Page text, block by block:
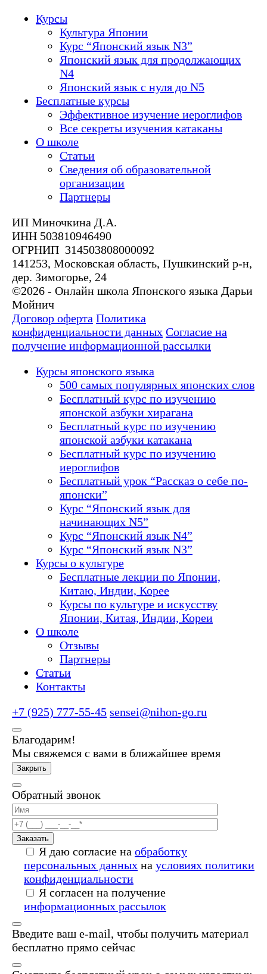
Курсы
Культура Японии
Курс “Японский язык N3”
Японский язык для продолжающих
N4
Японский язык с нуля до N5
Бесплатные курсы
Эффективное изучение иероглифов
Все секреты изучения катаканы
О школе
Статьи
Сведения об образовательной
организации
Партнеры
ИП Миночкина Д.А.
ИНН 503810946490
ОГРНИП 314503808000092
141253, Московская область, Пушкинский р-н,
дер. Зимогорье, 24
©2026 - Онлайн школа Японского языка Дарьи
Мойнич
Договор оферта Политика
конфиденциальности данных Согласие на
получение информационной рассылки
Курсы японского языка
500 самых популярных японских слов
Бесплатный курс по изучению
японской азбуки хирагана
Бесплатный курс по изучению
японской азбуки катакана
Бесплатный курс по изучению
иероглифов
Бесплатный урок “Рассказ о себе по-
японски”
Курс “Японский язык для
начинающих N5”
Курс “Японский язык N4”
Курс “Японский язык N3”
Курсы о культуре
Бесплатные лекции по Японии,
Китаю, Индии, Корее
Курсы по культуре и искусству
Японии, Китая, Индии, Кореи
О школе
Отзывы
Партнеры
Статьи
Контакты
+7 (925) 777-55-45 sensei@nihon-go.ru
Благодарим!
Мы свяжемся с вами в ближайшее время
Закрыть
Обратный звонок
Заказать
Я даю согласие на обработку
персональных данных на условиях политики
конфиденциальности
Я согласен на получение
информационных рассылок
Введите ваш e-mail, чтобы получить материал
бесплатно прямо сейчас